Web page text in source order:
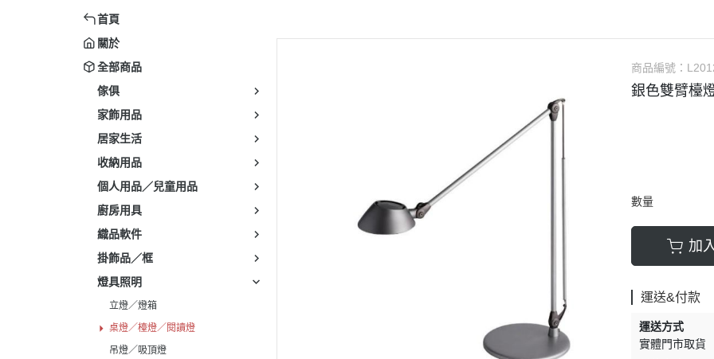
首頁
關於
全部商品
傢俱
家飾用品
居家生活
收納用品
個人用品／兒童用品
廚房用具
織品軟件
掛飾品／框
燈具照明
立燈／燈箱
桌燈／檯燈／閱讀燈
吊燈／吸頂燈
商品編號：
銀色雙臂檯
數量
加
運送&付款
運送方式
實體門市取貨